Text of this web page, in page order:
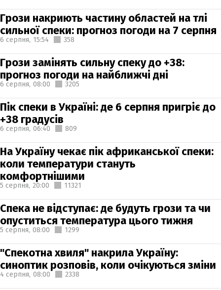
Грози накриють частину областей на тлі
сильної спеки: прогноз погоди на 7 серпня
6 серпня, 15:54 358
Грози замінять сильну спеку до +38:
прогноз погоди на найближчі дні
6 серпня, 08:00 3205
Пік спеки в Україні: де 6 серпня пригріє до
+38 градусів
6 серпня, 06:40 809
На Україну чекає пік африканської спеки:
коли температури стануть
комфортнішими
5 серпня, 20:00 11321
Спека не відступає: де будуть грози та чи
опуститься температура цього тижня
5 серпня, 08:00 1299
"Спекотна хвиля" накрила Україну:
синоптик розповів, коли очікуються зміни
4 серпня, 08:00 2338